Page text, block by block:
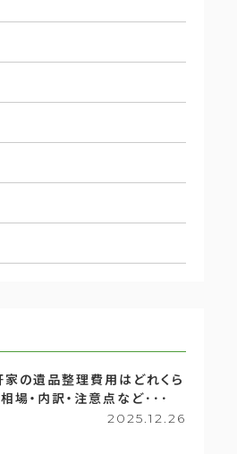
家の遺品整理費用はどれくら
相場・内訳・注意点など･･･
2025.12.26